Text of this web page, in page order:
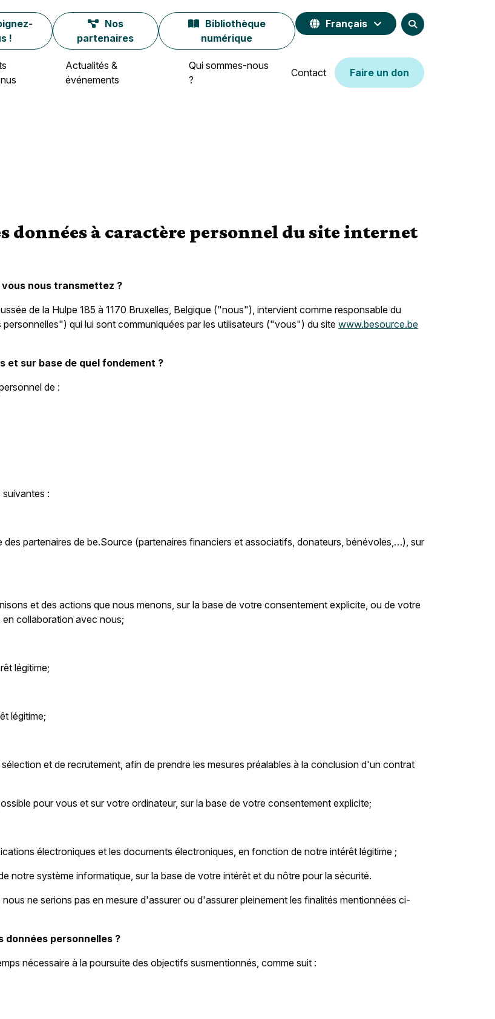
Actualités &
événements
Qui sommes-nous
?
Contact Faire un don
!
Nos
partenaires
Bibliothèque
numérique
Français
Nederlands
Display the search
données à caractère personnel du site internet
nous transmettez ?
de la Hulpe 185 à 1170 Bruxelles, Belgique ("nous"), intervient comme responsable du
qui lui sont communiquées par les utilisateurs ("vous") du site www.besource.be
et sur base de quel fondement ?
de :
:
partenaires de be.Source (partenaires financiers et associatifs, donateurs, bénévoles,…), sur
et des actions que nous menons, sur la base de votre consentement explicite, ou de votre
collaboration avec nous;
légitime;
légitime;
et de recrutement, afin de prendre les mesures préalables à la conclusion d'un contrat
pour vous et sur votre ordinateur, sur la base de votre consentement explicite;
électroniques et les documents électroniques, en fonction de notre intérêt légitime ;
notre système informatique, sur la base de votre intérêt et du nôtre pour la sécurité.
ne serions pas en mesure d'assurer ou d'assurer pleinement les finalités mentionnées ci-
données personnelles ?
nécessaire à la poursuite des objectifs susmentionnés, comme suit :